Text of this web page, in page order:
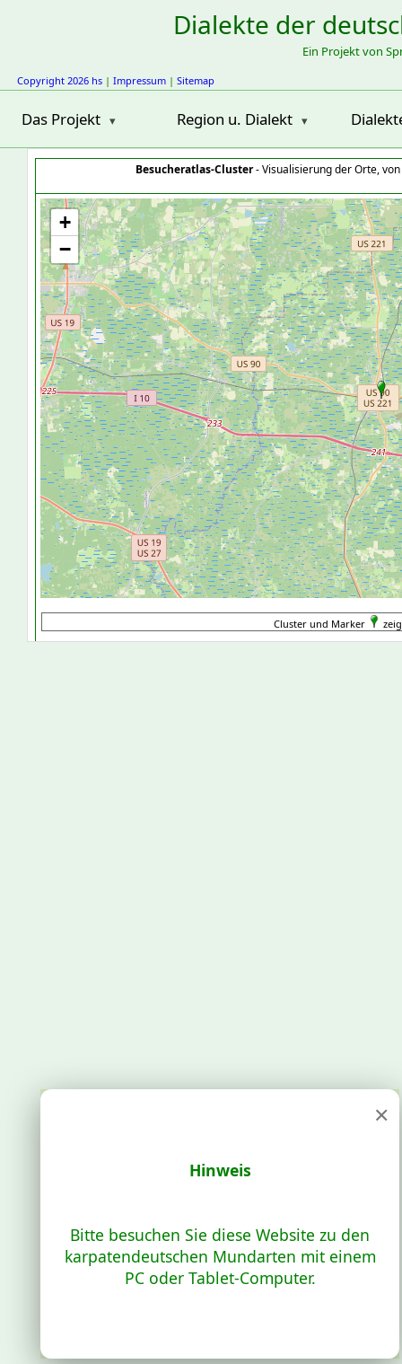
Dialekte der
Ein Projekt von
Copyright 2026 hs | Impressum | Sitemap
Das Projekt Region u. Dialekt
Besucheratlas-Cluster- Visualisierung der Orte,
+
−
Cluster und Marker
×
Hinweis
Bitte besuchen Sie diese Website zu den
karpatendeutschen Mundarten mit einem
PC oder Tablet-Computer.